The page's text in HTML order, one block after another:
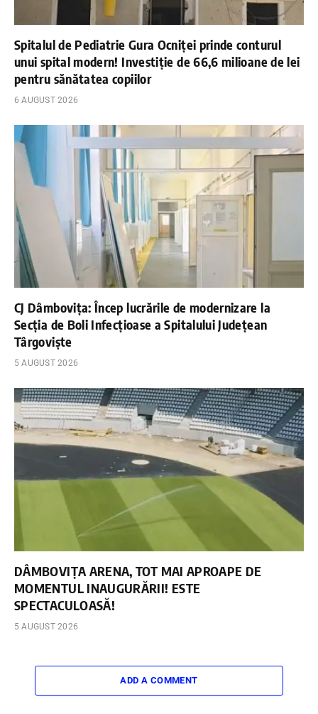
Spitalul de Pediatrie Gura Ocniței prinde conturul
unui spital modern! Investiție de 66,6 milioane de lei
pentru sănătatea copiilor
6 AUGUST 2026
CJ Dâmbovița: Încep lucrările de modernizare la
Secția de Boli Infecțioase a Spitalului Județean
Târgoviște
5 AUGUST 2026
DÂMBOVIȚA ARENA, TOT MAI APROAPE DE
MOMENTUL INAUGURĂRII! ESTE
SPECTACULOASĂ!
5 AUGUST 2026
ADD A COMMENT